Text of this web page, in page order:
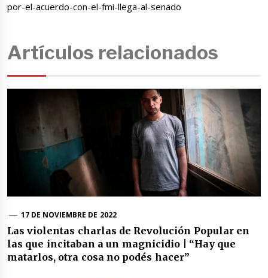
por-el-acuerdo-con-el-fmi-llega-al-senado
Artículos relacionados
17 DE NOVIEMBRE DE 2022
Las violentas charlas de Revolución Popular en
las que incitaban a un magnicidio | “Hay que
matarlos, otra cosa no podés hacer”